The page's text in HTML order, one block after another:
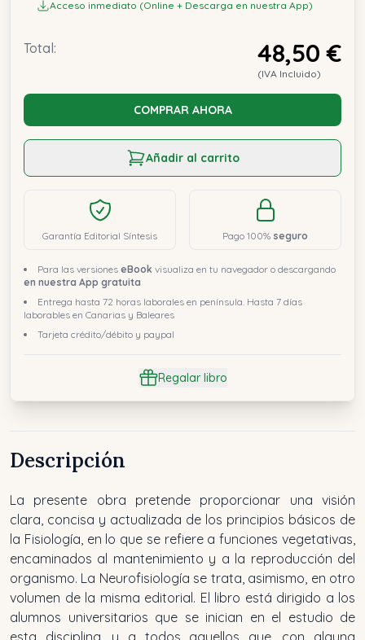
Acceso inmediato (Online + Descarga en nuestra App)
Total: 48,50 €
(IVA Incluido)
COMPRAR AHORA
Añadir al carrito
Garantía Editorial Síntesis Pago 100% seguro
Para las versiones eBook visualiza en tu navegador o descargando
en nuestra App gratuita
Entrega hasta 72 horas laborales en península. Hasta 7 días
laborables en Canarias y Baleares
Tarjeta crédito/débito y paypal
Regalar libro
Descripción
La presente obra pretende proporcionar una visión
clara, concisa y actualizada de los principios básicos de
la Fisiología, en lo que se refiere a funciones vegetativas,
encaminados al mantenimiento y a la reproducción del
organismo. La Neurofisiología se trata, asimismo, en otro
volumen de la misma editorial. El libro está dirigido a los
alumnos universitarios que se inician en el estudio de
esta disciplina, y a todos aquellos que, con alguna